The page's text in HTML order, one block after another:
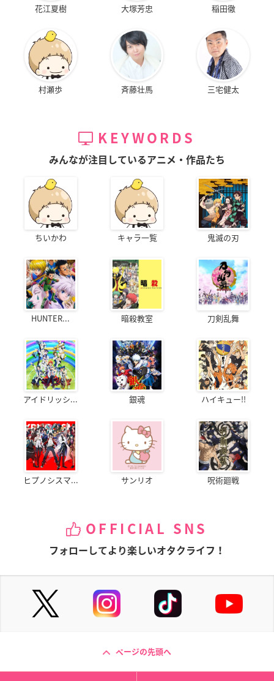
花江夏樹 大塚芳忠 稲田徹
村瀬歩 斉藤壮馬 三宅健太
KEYWORDS
みんなが注目しているアニメ・作品たち
ちいかわ キャラ一覧 鬼滅の刃
HUNTER... 暗殺教室 刀剣乱舞
アイドリッシ... 銀魂 ハイキュー!!
ヒプノシスマ... サンリオ 呪術廻戦
OFFICIAL SNS
フォローしてより楽しいオタクライフ！
ページの先頭へ